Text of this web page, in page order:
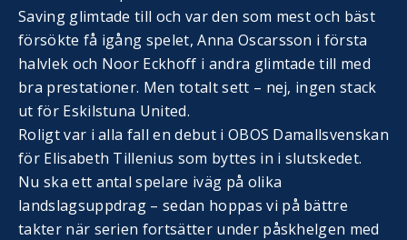
Saving glimtade till och var den som mest och bäst
försökte få igång spelet, Anna Oscarsson i första
halvlek och Noor Eckhoff i andra glimtade till med
bra prestationer. Men totalt sett – nej, ingen stack
ut för Eskilstuna United.
Roligt var i alla fall en debut i OBOS Damallsvenskan
för Elisabeth Tillenius som byttes in i slutskedet.
Nu ska ett antal spelare iväg på olika
landslagsuppdrag – sedan hoppas vi på bättre
takter när serien fortsätter under påskhelgen med